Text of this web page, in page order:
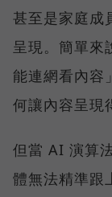
甚至是家庭成
呈現。簡單來
能連網看內容
何讓內容呈現
但當 AI 演算
體無法精準跟